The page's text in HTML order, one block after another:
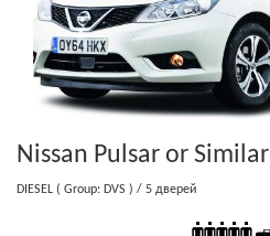
Nissan Pulsar or Similar
DIESEL ( Group: DVS ) / 5 дверей